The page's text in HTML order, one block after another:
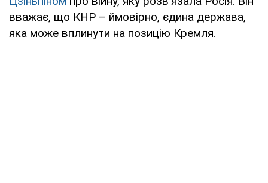
вважає, що КНР – ймовірно, єдина держава,
яка може вплинути на позицію Кремля.